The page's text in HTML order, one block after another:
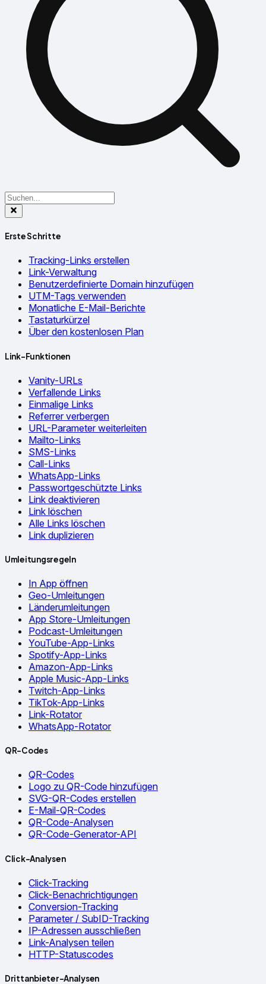
Erste Schritte
Tracking-Links erstellen
Link-Verwaltung
Benutzerdefinierte Domain hinzufügen
UTM-Tags verwenden
Monatliche E-Mail-Berichte
Tastaturkürzel
Über den kostenlosen Plan
Link-Funktionen
Vanity-URLs
Verfallende Links
Einmalige Links
Referrer verbergen
URL-Parameter weiterleiten
Mailto-Links
SMS-Links
Call-Links
WhatsApp-Links
Passwortgeschützte Links
Link deaktivieren
Link löschen
Alle Links löschen
Link duplizieren
Umleitungsregeln
In App öffnen
Geo-Umleitungen
Länderumleitungen
App Store-Umleitungen
Podcast-Umleitungen
YouTube-App-Links
Spotify-App-Links
Amazon-App-Links
Apple Music-App-Links
Twitch-App-Links
TikTok-App-Links
Link-Rotator
WhatsApp-Rotator
QR-Codes
QR-Codes
Logo zu QR-Code hinzufügen
SVG-QR-Codes erstellen
E-Mail-QR-Codes
QR-Code-Analysen
QR-Code-Generator-API
Click-Analysen
Click-Tracking
Click-Benachrichtigungen
Conversion-Tracking
Parameter / SubID-Tracking
IP-Adressen ausschließen
Link-Analysen teilen
HTTP-Statuscodes
Drittanbieter-Analysen